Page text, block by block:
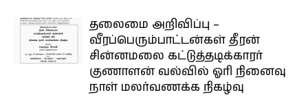
தலைமை அறிவிப்பு –
வீரப்பெரும்பாட்டன்கள் தீரன்
சின்னமலை கட்டுத்தடிக்காரர்
குணாளன் வல்வில் ஓரி நினைவு
நாள் மலர்வணக்க நிகழ்வு